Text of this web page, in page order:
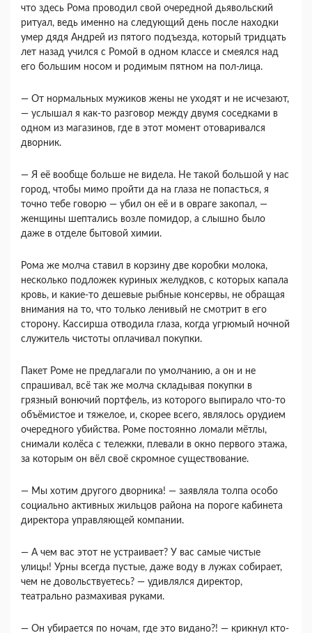
что здесь Рома проводил свой очередной дьявольский
ритуал, ведь именно на следующий день после находки
умер дядя Андрей из пятого подъезда, который тридцать
лет назад учился с Ромой в одном классе и смеялся над
его большим носом и родимым пятном на пол-лица.
— От нормальных мужиков жены не уходят и не исчезают,
— услышал я как-то разговор между двумя соседками в
одном из магазинов, где в этот момент отоваривался
дворник.
— Я её вообще больше не видела. Не такой большой у нас
город, чтобы мимо пройти да на глаза не попасться, я
точно тебе говорю — убил он её и в овраге закопал, —
женщины шептались возле помидор, а слышно было
даже в отделе бытовой химии.
Рома же молча ставил в корзину две коробки молока,
несколько подложек куриных желудков, с которых капала
кровь, и какие-то дешевые рыбные консервы, не обращая
внимания на то, что только ленивый не смотрит в его
сторону. Кассирша отводила глаза, когда угрюмый ночной
служитель чистоты оплачивал покупки.
Пакет Роме не предлагали по умолчанию, а он и не
спрашивал, всё так же молча складывая покупки в
грязный вонючий портфель, из которого выпирало что-то
объёмистое и тяжелое, и, скорее всего, являлось орудием
очередного убийства. Роме постоянно ломали мётлы,
снимали колёса с тележки, плевали в окно первого этажа,
за которым он вёл своё скромное существование.
― Мы хотим другого дворника! ― заявляла толпа особо
социально активных жильцов района на пороге кабинета
директора управляющей компании.
― А чем вас этот не устраивает? У вас самые чистые
улицы! Урны всегда пустые, даже воду в лужах собирает,
чем не довольствуетесь? ― удивлялся директор,
театрально размахивая руками.
― Он убирается по ночам, где это видано?! ― крикнул кто-